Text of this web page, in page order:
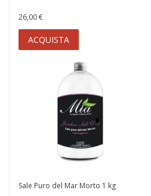
26,00 €
ACQUISTA
Sale Puro del Mar Morto 1 kg